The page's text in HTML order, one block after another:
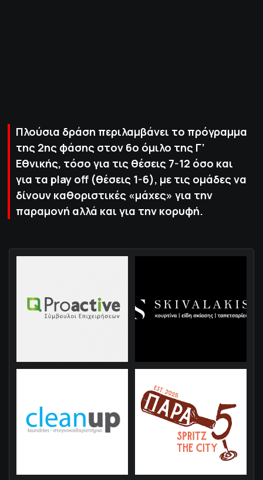
Πλούσια δράση περιλαμβάνει το πρόγραμμα
της 2ης φάσης στον 6ο όμιλο της Γ’
Εθνικής, τόσο για τις θέσεις 7-12 όσο και
για τα play off (θέσεις 1-6), με τις ομάδες να
δίνουν καθοριστικές «μάχες» για την
παραμονή αλλά και για την κορυφή.